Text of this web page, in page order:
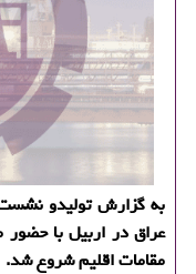
به گزارش تولیدو نشست
عراق در اربیل با حضور
مقامات اقلیم شروع شد.